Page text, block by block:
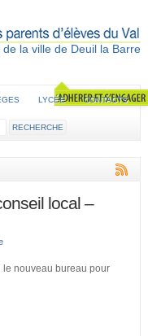
la ville de Deuil la Barre
LYCÉE CONTACTS
local –
le nouveau bureau pour